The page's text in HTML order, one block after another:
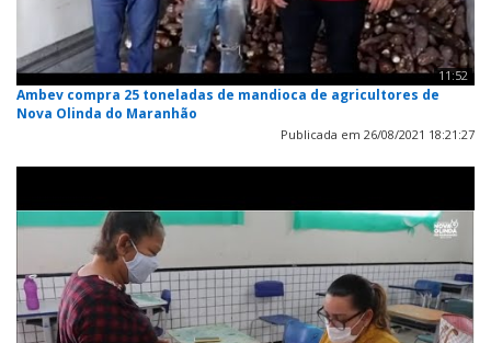
11:52
Ambev compra 25 toneladas de mandioca de agricultores de
Nova Olinda do Maranhão
Publicada em 26/08/2021 18:21:27